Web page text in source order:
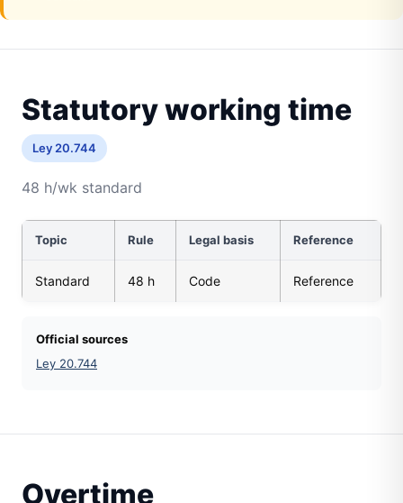
Statutory working time
Ley 20.744
48 h/wk standard
Topic Rule Legal basis Reference
Standard 48 h Code Reference
Official sources
Ley 20.744
Overtime